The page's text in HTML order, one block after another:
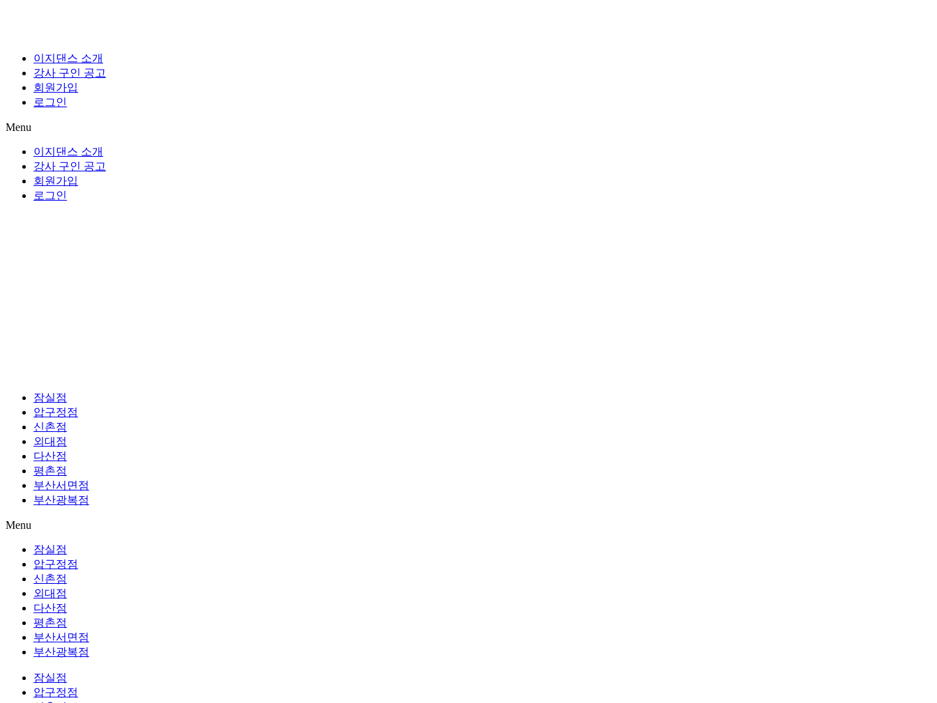
이지댄스 소개
강사 구인 공고
회원가입
로그인
Menu
이지댄스 소개
강사 구인 공고
회원가입
로그인
잠실점
압구정점
신촌점
외대점
다산점
평촌점
부산서면점
부산광복점
Menu
잠실점
압구정점
신촌점
외대점
다산점
평촌점
부산서면점
부산광복점
잠실점
압구정점